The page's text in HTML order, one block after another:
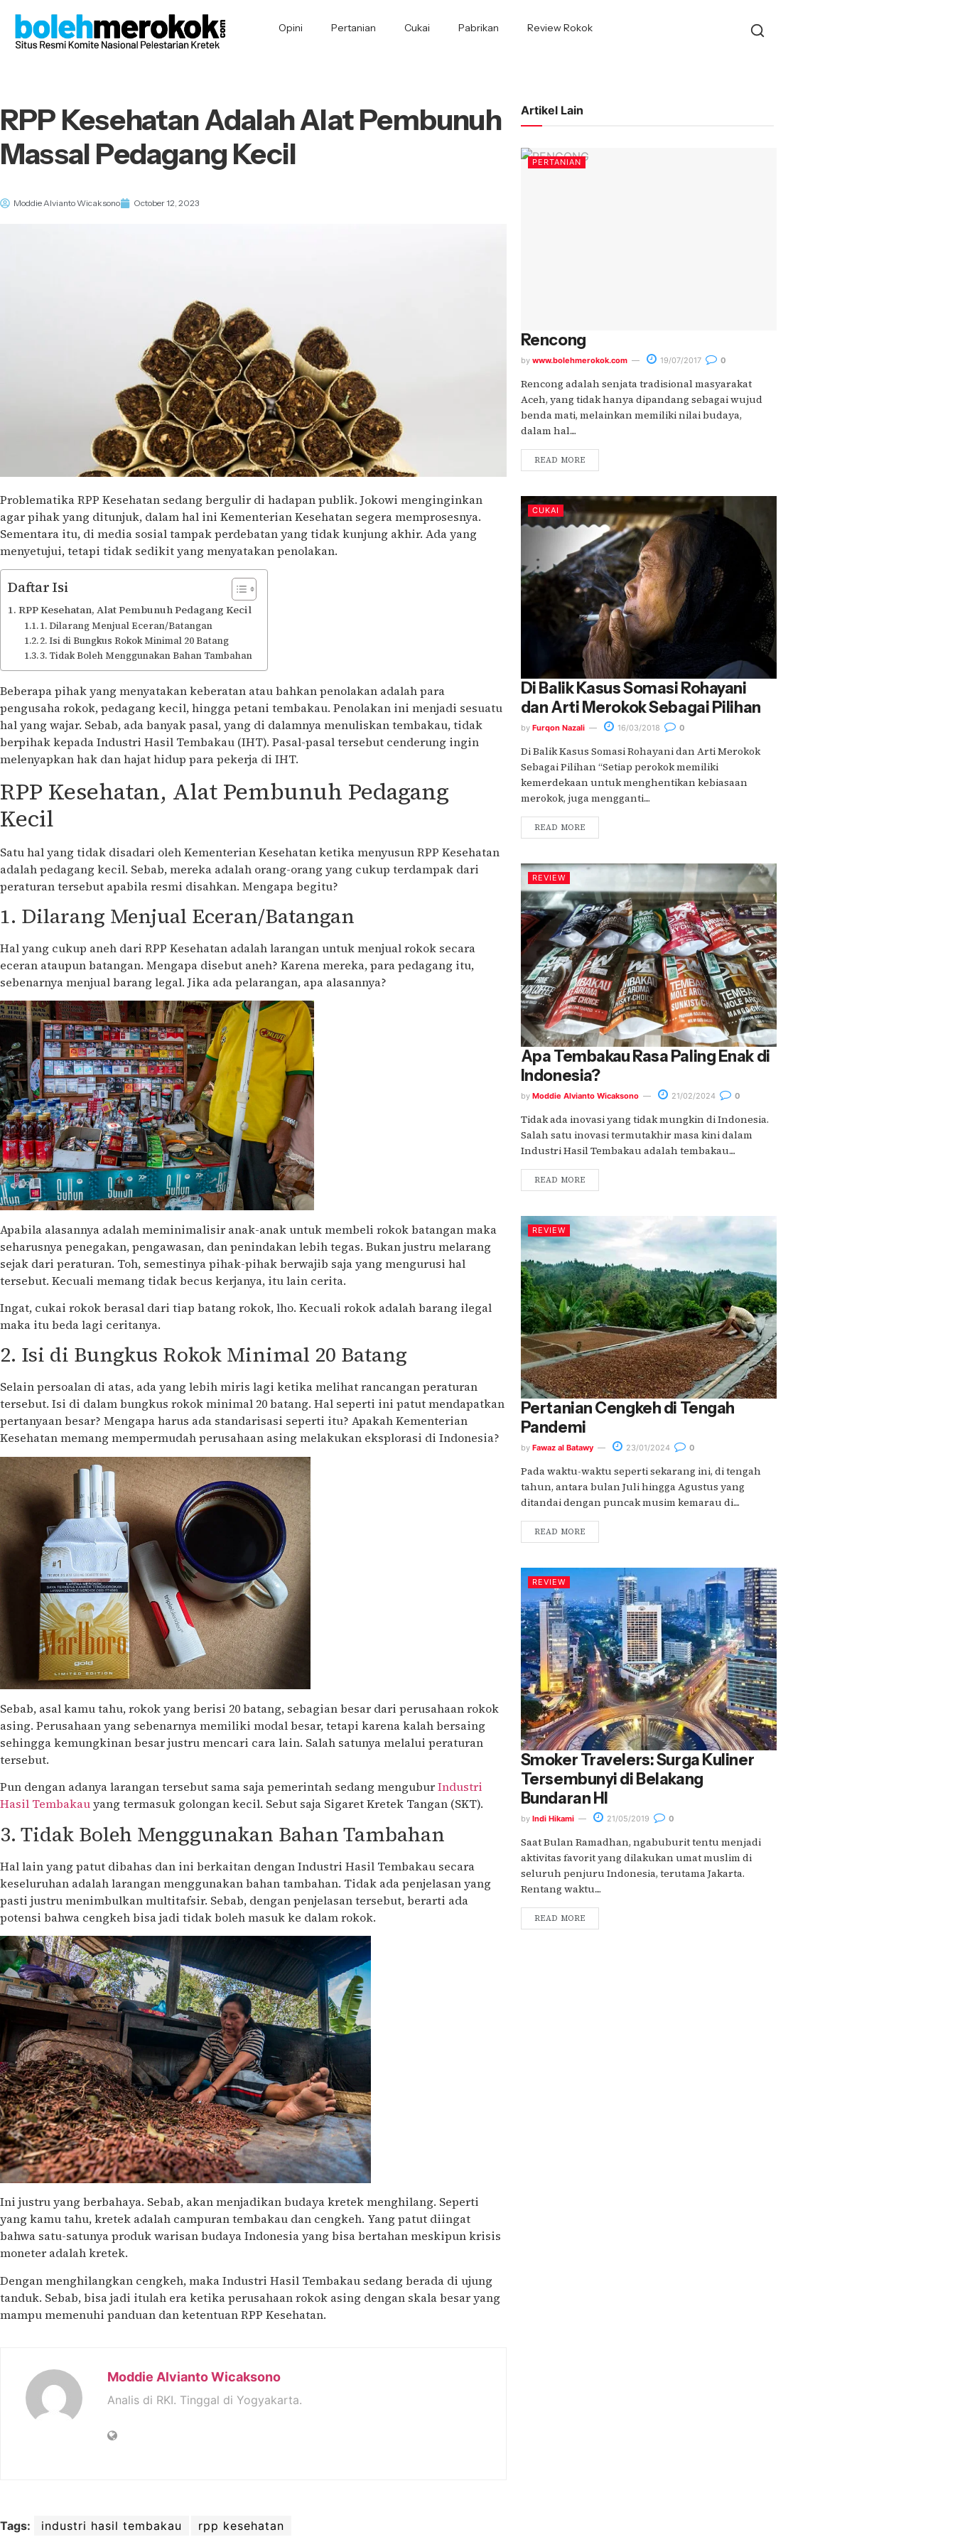
Opini Pertanian Cukai Pabrikan Review Rokok
RPP Kesehatan Adalah Alat Pembunuh
Massal Pedagang Kecil
Moddie Alvianto Wicaksono October 12, 2023
Problematika RPP Kesehatan sedang bergulir di hadapan publik. Jokowi menginginkan
agar pihak yang ditunjuk, dalam hal ini Kementerian Kesehatan segera memprosesnya.
Sementara itu, di media sosial tampak perdebatan yang tidak kunjung akhir. Ada yang
menyetujui, tetapi tidak sedikit yang menyatakan penolakan.
Daftar Isi
RPP Kesehatan, Alat Pembunuh Pedagang Kecil
1. Dilarang Menjual Eceran/Batangan
2. Isi di Bungkus Rokok Minimal 20 Batang
3. Tidak Boleh Menggunakan Bahan Tambahan
Beberapa pihak yang menyatakan keberatan atau bahkan penolakan adalah para
pengusaha rokok, pedagang kecil, hingga petani tembakau. Penolakan ini menjadi sesuatu
hal yang wajar. Sebab, ada banyak pasal, yang di dalamnya menuliskan tembakau, tidak
berpihak kepada Industri Hasil Tembakau (IHT). Pasal-pasal tersebut cenderung ingin
melenyapkan hak dan hajat hidup para pekerja di IHT.
RPP Kesehatan, Alat Pembunuh Pedagang
Kecil
Satu hal yang tidak disadari oleh Kementerian Kesehatan ketika menyusun RPP Kesehatan
adalah pedagang kecil. Sebab, mereka adalah orang-orang yang cukup terdampak dari
peraturan tersebut apabila resmi disahkan. Mengapa begitu?
1. Dilarang Menjual Eceran/Batangan
Hal yang cukup aneh dari RPP Kesehatan adalah larangan untuk menjual rokok secara
eceran ataupun batangan. Mengapa disebut aneh? Karena mereka, para pedagang itu,
sebenarnya menjual barang legal. Jika ada pelarangan, apa alasannya?
Apabila alasannya adalah meminimalisir anak-anak untuk membeli rokok batangan maka
seharusnya penegakan, pengawasan, dan penindakan lebih tegas. Bukan justru melarang
sejak dari peraturan. Toh, semestinya pihak-pihak berwajib saja yang mengurusi hal
tersebut. Kecuali memang tidak becus kerjanya, itu lain cerita.
Ingat, cukai rokok berasal dari tiap batang rokok, lho. Kecuali rokok adalah barang ilegal
maka itu beda lagi ceritanya.
2. Isi di Bungkus Rokok Minimal 20 Batang
Selain persoalan di atas, ada yang lebih miris lagi ketika melihat rancangan peraturan
tersebut. Isi di dalam bungkus rokok minimal 20 batang. Hal seperti ini patut mendapatkan
pertanyaan besar? Mengapa harus ada standarisasi seperti itu? Apakah Kementerian
Kesehatan memang mempermudah perusahaan asing melakukan eksplorasi di Indonesia?
Sebab, asal kamu tahu, rokok yang berisi 20 batang, sebagian besar dari perusahaan rokok
asing. Perusahaan yang sebenarnya memiliki modal besar, tetapi karena kalah bersaing
sehingga kemungkinan besar justru mencari cara lain. Salah satunya melalui peraturan
tersebut.
Pun dengan adanya larangan tersebut sama saja pemerintah sedang menguburIndustri
Hasil Tembakauyang termasuk golongan kecil. Sebut saja Sigaret Kretek Tangan (SKT).
3. Tidak Boleh Menggunakan Bahan Tambahan
Hal lain yang patut dibahas dan ini berkaitan dengan Industri Hasil Tembakau secara
keseluruhan adalah larangan menggunakan bahan tambahan. Tidak ada penjelasan yang
pasti justru menimbulkan multitafsir. Sebab, dengan penjelasan tersebut, berarti ada
potensi bahwa cengkeh bisa jadi tidak boleh masuk ke dalam rokok.
Ini justru yang berbahaya. Sebab, akan menjadikan budaya kretek menghilang. Seperti
yang kamu tahu, kretek adalah campuran tembakau dan cengkeh. Yang patut diingat
bahwa satu-satunya produk warisan budaya Indonesia yang bisa bertahan meskipun krisis
moneter adalah kretek.
Dengan menghilangkan cengkeh, maka Industri Hasil Tembakau sedang berada di ujung
tanduk. Sebab, bisa jadi itulah era ketika perusahaan rokok asing dengan skala besar yang
mampu memenuhi panduan dan ketentuan RPP Kesehatan.
Moddie Alvianto Wicaksono
Analis di RKI. Tinggal di Yogyakarta.
Tags: industri hasil tembakau rpp kesehatan
Artikel Lain
PERTANIAN
Rencong
by www.bolehmerokok.com 19/07/2017 0
Rencong adalah senjata tradisional masyarakat
Aceh, yang tidak hanya dipandang sebagai wujud
benda mati, melainkan memiliki nilai budaya,
dalam hal....
READ MORE
CUKAI
Di Balik Kasus Somasi Rohayani
dan Arti Merokok Sebagai Pilihan
by Furqon Nazali 16/03/2018 0
Di Balik Kasus Somasi Rohayani dan Arti Merokok
Sebagai Pilihan “Setiap perokok memiliki
kemerdekaan untuk menghentikan kebiasaan
merokok, juga mengganti....
READ MORE
REVIEW
Apa Tembakau Rasa Paling Enak di
Indonesia?
by Moddie Alvianto Wicaksono 21/02/2024 0
Tidak ada inovasi yang tidak mungkin di Indonesia.
Salah satu inovasi termutakhir masa kini dalam
Industri Hasil Tembakau adalah tembakau....
READ MORE
REVIEW
Pertanian Cengkeh di Tengah
Pandemi
by Fawaz al Batawy 23/01/2024 0
Pada waktu-waktu seperti sekarang ini, di tengah
tahun, antara bulan Juli hingga Agustus yang
ditandai dengan puncak musim kemarau di....
READ MORE
REVIEW
Smoker Travelers: Surga Kuliner
Tersembunyi di Belakang
Bundaran HI
by Indi Hikami 21/05/2019 0
Saat Bulan Ramadhan, ngabuburit tentu menjadi
aktivitas favorit yang dilakukan umat muslim di
seluruh penjuru Indonesia, terutama Jakarta.
Rentang waktu....
READ MORE